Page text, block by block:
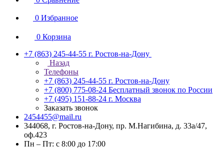
0 Избранное
0 Корзина
+7 (863) 245-44-55 г. Ростов-на-Дону
Назад
Телефоны
+7 (863) 245-44-55 г. Ростов-на-Дону
+7 (800) 775-08-24 Бесплатный звонок по России
+7 (495) 151-88-24 г. Москва
Заказать звонок
2454455@mail.ru
344068, г. Ростов-на-Дону, пр. М.Нагибина, д. 33а/47,
оф.423
Пн – Пт: с 8:00 до 17:00